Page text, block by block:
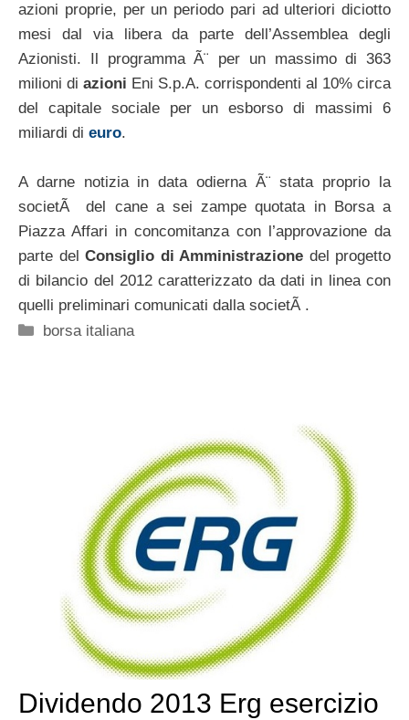
azioni proprie, per un periodo pari ad ulteriori diciotto
mesi dal via libera da parte dell’Assemblea degli
Azionisti. Il programma Ã¨ per un massimo di 363
milioni di azioni Eni S.p.A. corrispondenti al 10% circa
del capitale sociale per un esborso di massimi 6
miliardi di euro.
A darne notizia in data odierna Ã¨ stata proprio la
societÃ del cane a sei zampe quotata in Borsa a
Piazza Affari in concomitanza con l’approvazione da
parte del Consiglio di Amministrazione del progetto
di bilancio del 2012 caratterizzato da dati in linea con
quelli preliminari comunicati dalla societÃ .
Categorie
borsa italiana
Dividendo 2013 Erg esercizio